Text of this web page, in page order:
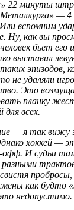
22 минуты
—
вспомним
Ну, как вы
бьет его
выставил
эпизодов,
не удаляли
Это
планку
всех.
— я так
хоккей —
офф. И судьи
как будто
недопустимо.